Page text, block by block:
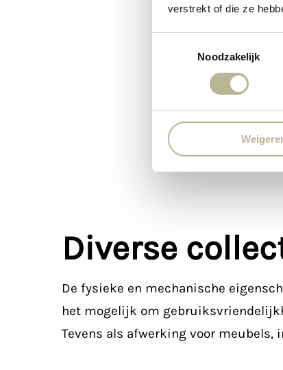
verstrekt of die ze
Noodzakelijk
Diverse
De fysieke en mechanische
het mogelijk om
Tevens als afwerking voor meubels,